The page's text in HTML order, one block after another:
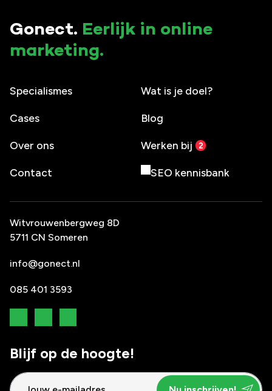
Gonect. Eerlijk in online
marketing.
Specialismes Wat is je doel?
Cases Blog
Over ons Werken bij
Contact SEO kennisbank
Witvrouwenbergweg 8D
5711 CN Someren
info@gonect.nl
085 401 3593
Blijf op de hoogte!